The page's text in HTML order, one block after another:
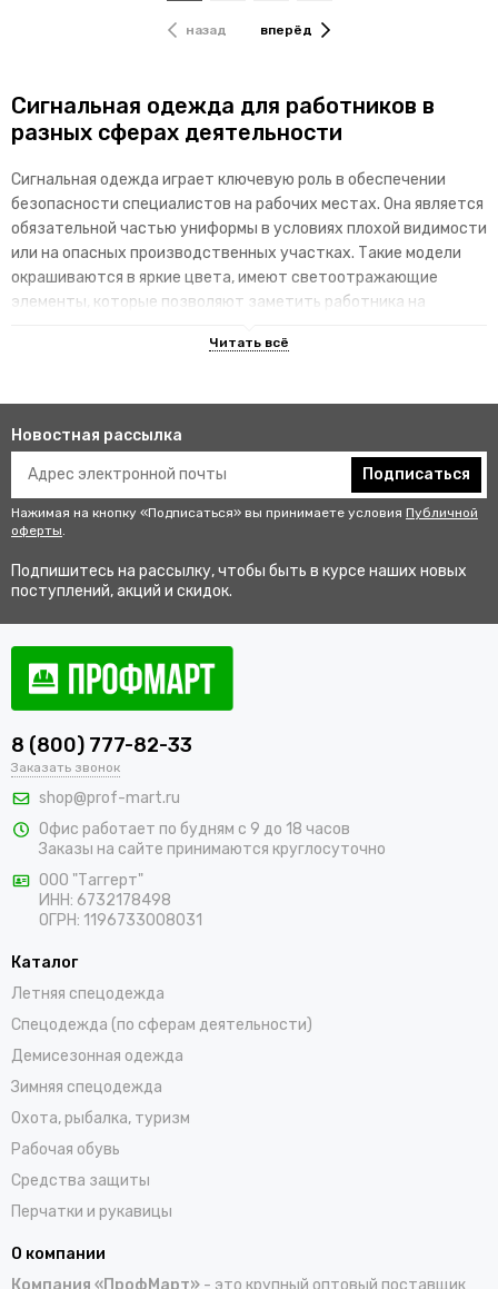
назад вперёд
Сигнальная одежда для работников в
разных сферах деятельности
Сигнальная одежда играет ключевую роль в обеспечении
безопасности специалистов на рабочих местах. Она является
обязательной частью униформы в условиях плохой видимости
или на опасных производственных участках. Такие модели
окрашиваются в яркие цвета, имеют светоотражающие
элементы, которые позволяют заметить работника на
изделий
Гарантируют улучшенную видимость человека и его
безопасность на рабочем месте. В результате этого
снижается риск аварии и получения травмы.
Не мешаются во время выполнения профессиональных
Соответствуют стандартам качества, так как проходят
Купить одежду сигнальную для
работников оптом и в розницу с
доставкой по Югорску
В интернет-магазине «ПрофМарт» можно купить сигнальную
одежду для персонала. Мы работаем с оптовыми и
розничными покупателями. Предлагаем на выбор сигнальные
жилеты, сезонные костюмы, брюки и прочие составляющие
униформы в ярких заметных цветах. Доставка покупок,
которые оформляются на сайте, осуществляется по Югорску
и остальным населенным пунктам России.
Новостная рассылка
Подписаться
Нажимая на кнопку «Подписаться» вы принимаете условия Публичной
оферты.
Подпишитесь на рассылку, чтобы быть в курсе наших новых
поступлений, акций и скидок.
8 (800) 777-82-33
Заказать звонок
shop@prof-mart.ru
Офис работает по будням с 9 до 18 часов
Заказы на сайте принимаются круглосуточно
ООО "Таггерт"
ИНН: 6732178498
ОГРН: 1196733008031
Каталог
Летняя спецодежда
Спецодежда (по сферам деятельности)
Демисезонная одежда
Зимняя спецодежда
Охота, рыбалка, туризм
Рабочая обувь
Средства защиты
Перчатки и рукавицы
О компании
Компания «ПрофМарт» - это крупный оптовый поставщик